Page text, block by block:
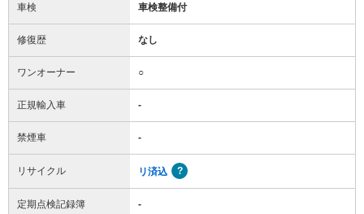
車検 車検整備付
修復歴 なし
ワンオーナー ○
正規輸入車 -
禁煙車 -
リサイクル リ済込
定期点検記録簿 -